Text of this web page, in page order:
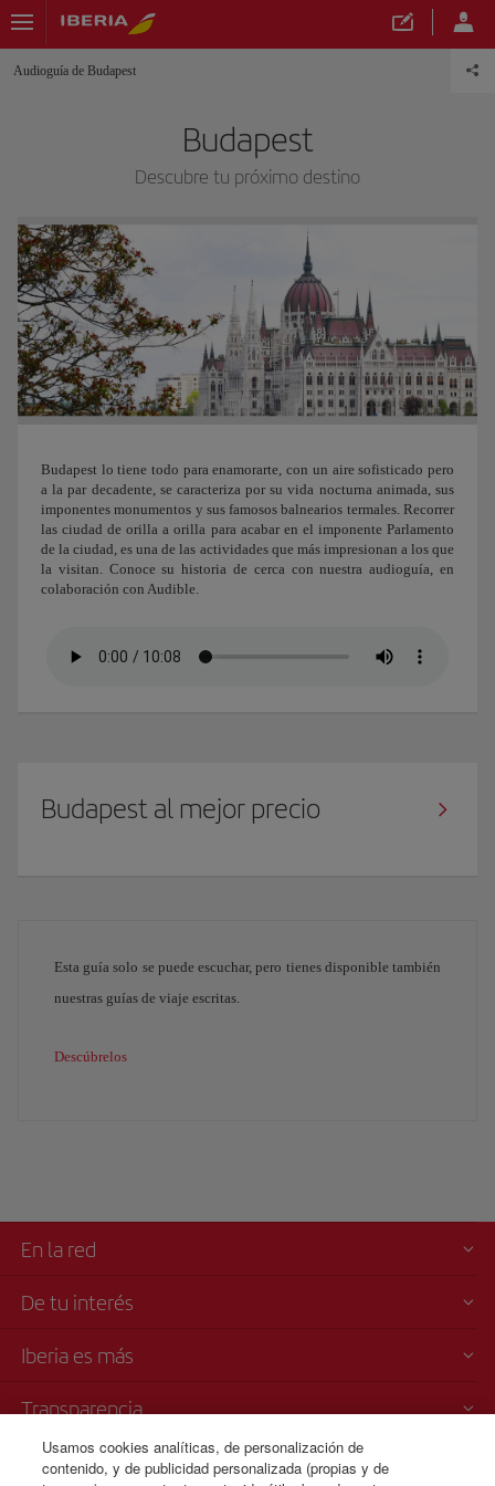
Audioguía de Budapest
Budapest
Descubre tu próximo destino
Budapest lo tiene todo para enamorarte, con un aire sofisticado pero
a la par decadente, se caracteriza por su vida nocturna animada, sus
imponentes monumentos y sus famosos balnearios termales. Recorrer
las ciudad de orilla a orilla para acabar en el imponente Parlamento
de la ciudad, es una de las actividades que más impresionan a los que
la visitan. Conoce su historia de cerca con nuestra audioguía, en
colaboración con Audible.
Budapest al mejor precio
Esta guía solo se puede escuchar, pero tienes disponible también
nuestras guías de viaje escritas.
Descúbrelos
En la red
De tu interés
Iberia es más
Transparencia
Venta telefónica
Usamos cookies analíticas, de personalización de
contenido, y de publicidad personalizada (propias y de